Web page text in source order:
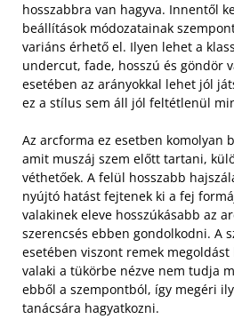
hosszabbra van hagyva. Innentől
beállítások módozatainak
variáns érhető el. Ilyen lehet a
undercut, fade, hosszú és göndör
esetében az arányokkal lehet jól
ez a stílus sem áll jól feltétlenül
Az arcforma ez esetben komolyan
amit muszáj szem előtt tartani,
véthetőek. A felül hosszabb
nyújtó hatást fejtenek ki a fej
valakinek eleve hosszúkásabb az
szerencsés ebben gondolkodni. A
esetében viszont remek
valaki a tükörbe nézve nem tudja
ebből a szempontból, így megéri
tanácsára hagyatkozni.